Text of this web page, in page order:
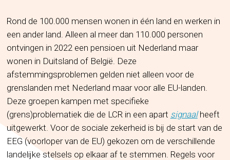
Rond de 100.000 mensen wonen in één land en werken in
een ander land. Alleen al meer dan 110.000 personen
ontvingen in 2022 een pensioen uit Nederland maar
wonen in Duitsland of België. Deze
afstemmingsproblemen gelden niet alleen voor de
grenslanden met Nederland maar voor alle EU-landen.
Deze groepen kampen met specifieke
(grens)problematiek die de LCR in een apart signaalheeft
uitgewerkt. Voor de sociale zekerheid is bij de start van de
EEG (voorloper van de EU) gekozen om de verschillende
landelijke stelsels op elkaar af te stemmen. Regels voor